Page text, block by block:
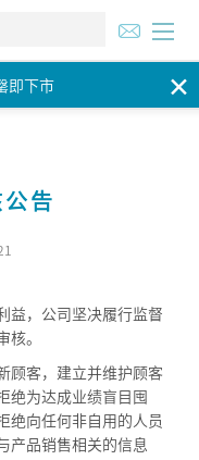
✕
即下市
下市
告
益，公司坚决履行监督
核。
顾客，建立并维护顾客
绝为达成业绩盲目囤
绝向任何非自用的人员
产品销售相关的信息